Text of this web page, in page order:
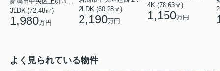
3LDK (72.48㎡)
1,980万円
2LDK (60.28㎡)
2,190万円
4K (78.63㎡)
1,150万円
よく見られている物件